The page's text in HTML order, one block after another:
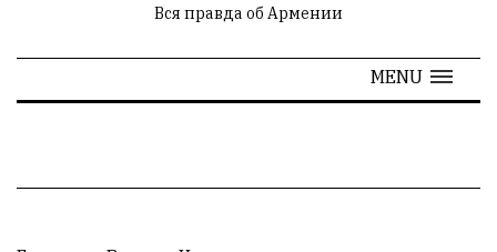
Вся правда об Армении
MENU